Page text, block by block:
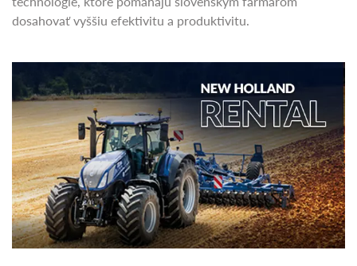
technológie, ktoré pomáhajú slovenským farmárom